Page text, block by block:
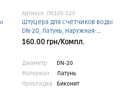
Артикул: ЛК100.020
Штуцера для счетчиков воды
DN-20, Латунь, Наружная-
внутренняя резьба НВР, DN-20,
160.00 грн/Компл.
Диаметр
DN-20
Материал
Латунь
Прокладка
Биконит